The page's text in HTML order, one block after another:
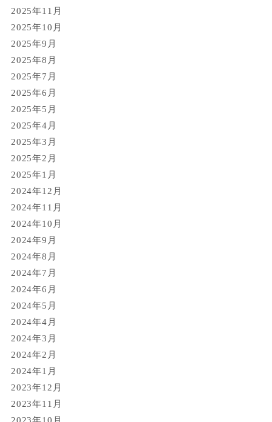
2025年11月
2025年10月
2025年9月
2025年8月
2025年7月
2025年6月
2025年5月
2025年4月
2025年3月
2025年2月
2025年1月
2024年12月
2024年11月
2024年10月
2024年9月
2024年8月
2024年7月
2024年6月
2024年5月
2024年4月
2024年3月
2024年2月
2024年1月
2023年12月
2023年11月